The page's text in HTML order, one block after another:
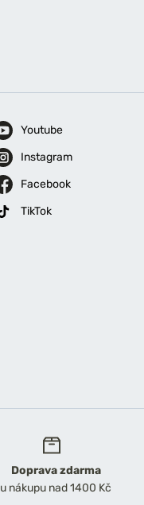
Doprava zdarma
u nákupu nad 1400 Kč
Youtube
Instagram
Facebook
TikTok